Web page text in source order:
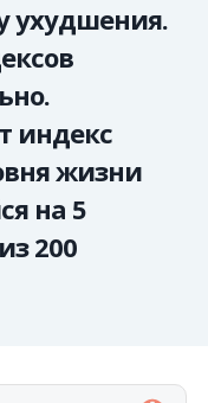
ухудшения.
индекс
жизни
на 5
200